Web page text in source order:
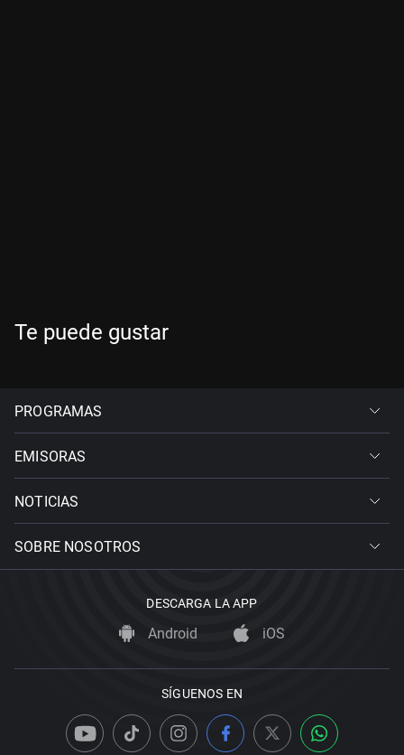
Te puede gustar
PROGRAMAS
EMISORAS
NOTICIAS
SOBRE NOSOTROS
DESCARGA LA APP
Android iOS
SÍGUENOS EN